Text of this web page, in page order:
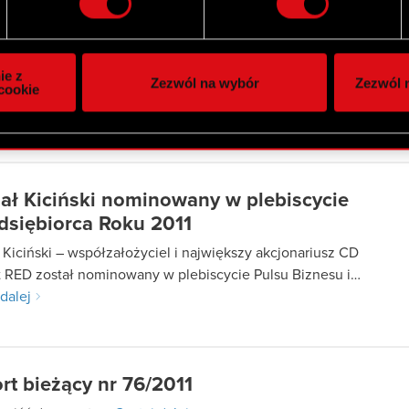
do spersonalizowania treści i reklam, aby oferować funkcje
i analitycznym. Partnerzy mogą połączyć te informacje
podczas korzystania z ich usług. Kontynuując
cookie.
z
Zezwól na wybór Zezwól
Spółki
Kiciński nominowany w plebiscycie
Roku 2011
Kiciński – współzałożyciel i największy akcjonariusz CD
RED został nominowany w plebiscycie Pulsu Biznesu i…
bieżący nr 76/2011